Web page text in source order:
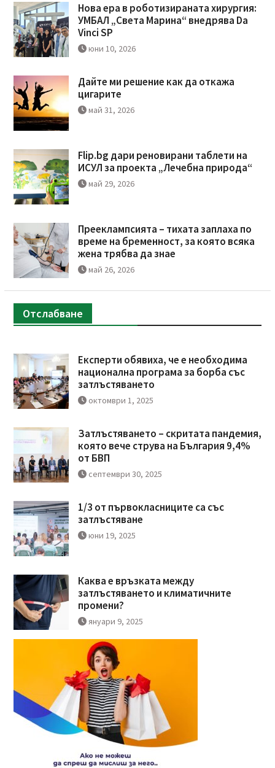
Нова ера в роботизираната хирургия:
УМБАЛ „Света Марина“ внедрява Da
Vinci SP
юни 10, 2026
Дайте ми решение как да откажа
цигарите
май 31, 2026
Flip.bg дари реновирани таблети на
ИСУЛ за проекта „Лечебна природа“
май 29, 2026
Прееклампсията – тихата заплаха по
време на бременност, за която всяка
жена трябва да знае
май 26, 2026
Отслабване
Експерти обявиха, че е необходима
национална програма за борба със
затлъстяването
октомври 1, 2025
Затлъстяването – скритата пандемия,
която вече струва на България 9,4%
от БВП
септември 30, 2025
1/3 от първокласниците са със
затлъстяване
юни 19, 2025
Каква е връзката между
затлъстяването и климатичните
промени?
януари 9, 2025